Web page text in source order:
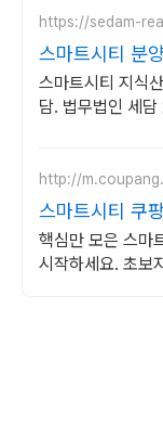
https://sedam-
스마트시티 분
담 직접상담
스마트시티 지식
담. 법무법인 세
http://
스마트시티 쿠
핵심만 모은 스마
시작하세요. 초보